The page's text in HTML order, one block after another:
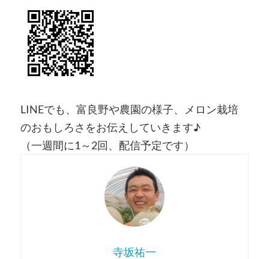
LINEでも、富良野や農園の様子、メロン栽培
のおもしろさをお伝えしていきます♪
（一週間に1～2回、配信予定です）
寺坂祐一